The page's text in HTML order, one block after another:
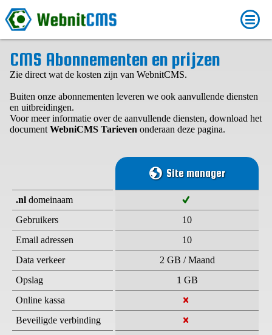
CMS Abonnementen en prijzen
Zie direct wat de kosten zijn van WebnitCMS.
Buiten onze abonnementen leveren we ook aanvullende diensten
en uitbreidingen.
Voor meer informatie over de aanvullende diensten, download het
document WebniCMS Tarieven onderaan deze pagina.
Site manager
.nl domeinaam
Gebruikers
10
Email adressen
10
Data verkeer
2 GB / Maand
Opslag
1 GB
Online kassa
Beveiligde verbinding